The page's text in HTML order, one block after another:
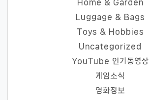
Home & Garden
Luggage & Bags
Toys & Hobbies
Uncategorized
YouTube 인기동영상
게임소식
영화정보